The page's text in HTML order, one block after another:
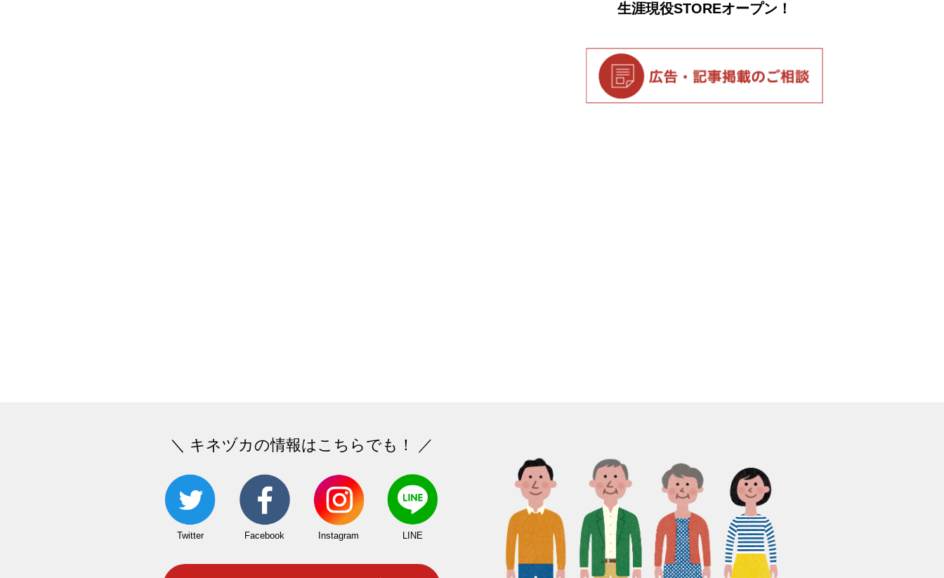
生涯現役STOREオープン！
＼ キネヅカの情報はこちらでも！ ／
Twitter Facebook Instagram LINE